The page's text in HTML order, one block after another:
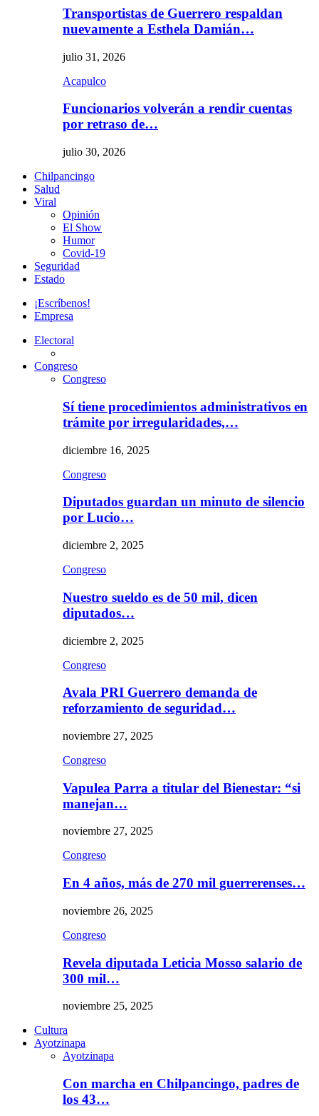
Transportistas de Guerrero respaldan
nuevamente a Esthela Damián…
julio 31, 2026
Acapulco
Funcionarios volverán a rendir cuentas
por retraso de…
julio 30, 2026
Chilpancingo
Salud
Viral
Opinión
El Show
Humor
Covid-19
Seguridad
Estado
¡Escríbenos!
Empresa
Electoral
Congreso
Congreso
Sí tiene procedimientos administrativos en
trámite por irregularidades,…
diciembre 16, 2025
Congreso
Diputados guardan un minuto de silencio
por Lucio…
diciembre 2, 2025
Congreso
Nuestro sueldo es de 50 mil, dicen
diputados…
diciembre 2, 2025
Congreso
Avala PRI Guerrero demanda de
reforzamiento de seguridad…
noviembre 27, 2025
Congreso
Vapulea Parra a titular del Bienestar: “si
manejan…
noviembre 27, 2025
Congreso
En 4 años, más de 270 mil guerrerenses…
noviembre 26, 2025
Congreso
Revela diputada Leticia Mosso salario de
300 mil…
noviembre 25, 2025
Cultura
Ayotzinapa
Ayotzinapa
Con marcha en Chilpancingo, padres de
los 43…